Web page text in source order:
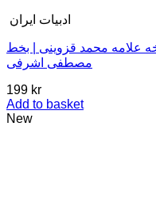
ادبیات ایران
علامه محمد قزوینی | بخط
مصطفی اشرفی
199 kr
Add to basket
New